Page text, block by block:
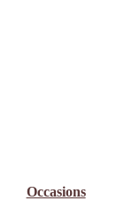
Occasions